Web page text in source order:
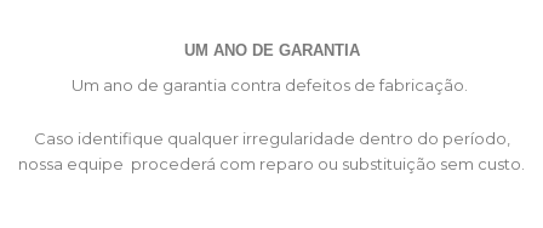
UM ANO DE GARANTIA
Um ano de garantia contra defeitos de fabricação.
Caso identifique qualquer irregularidade dentro do período,
nossa equipe procederá com reparo ou substituição sem custo.